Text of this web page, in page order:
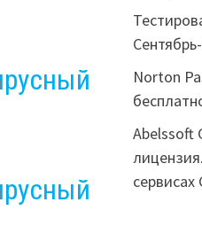
Norton
Abelssoft
сервисах